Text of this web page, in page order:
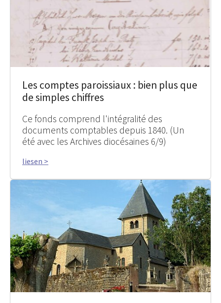
Les comptes paroissiaux : bien plus que
de simples chiffres
Ce fonds comprend l'intégralité des
documents comptables depuis 1840. (Un
été avec les Archives diocésaines 6/9)
liesen >